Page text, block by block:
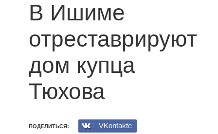
В Ишиме
отреставрируют
дом купца
Тюхова
ПОДЕЛИТЬСЯ:
VKontakte